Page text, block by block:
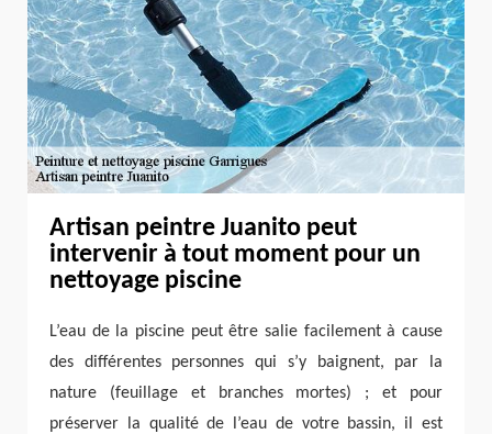
Artisan peintre Juanito peut
intervenir à tout moment pour un
nettoyage piscine
L’eau de la piscine peut être salie facilement à cause
des différentes personnes qui s’y baignent, par la
nature (feuillage et branches mortes) ; et pour
préserver la qualité de l’eau de votre bassin, il est